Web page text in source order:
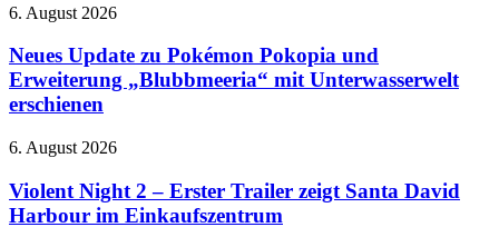
2026:
Resonant
erstmals
spielbar
Neues
zu
Pokémon
Pokopia
und
„Blubbmeeria“
Unterwasserwelt
erschienen
6. August 2026
Neues Update zu Pokémon Pokopia und
Erweiterung „Blubbmeeria“ mit Unterwasserwelt
erschienen
Violent
2
–
Erster
6. August 2026
Violent Night 2 – Erster Trailer zeigt Santa David
Harbour im Einkaufszentrum